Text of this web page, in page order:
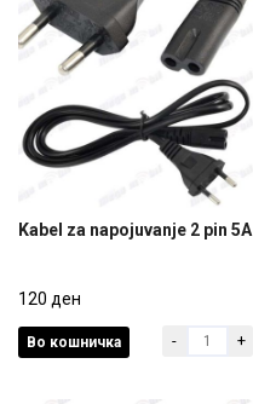
120 ден
Kabel za napojuvanje 2 pin 5A
120 ден
Во кошничка - +